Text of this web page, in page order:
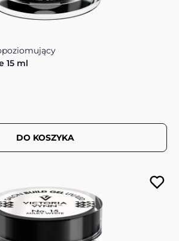
15 ml
DO KOSZYKA